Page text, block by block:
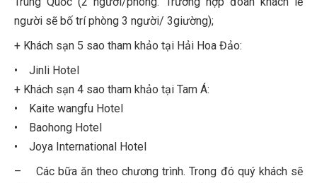
người sẽ bố trí phòng 3 người/ 3giường);
+ Khách sạn 5 sao tham khảo tại Hải Hoa Đảo:
• Jinli Hotel
+ Khách sạn 4 sao tham khảo tại Tam Á:
• Kaite wangfu Hotel
• Baohong Hotel
• Joya International Hotel
– Các bữa ăn theo chương trình. Trong đó quý khách sẽ